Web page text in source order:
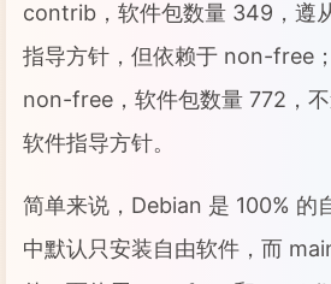
contrib，软件包数量 349，遵
指导方针，但依赖于 non-free；
non-free，软件包数量 772，
软件指导方针。
简单来说，Debian 是 100% 的
中默认只安装自由软件，而